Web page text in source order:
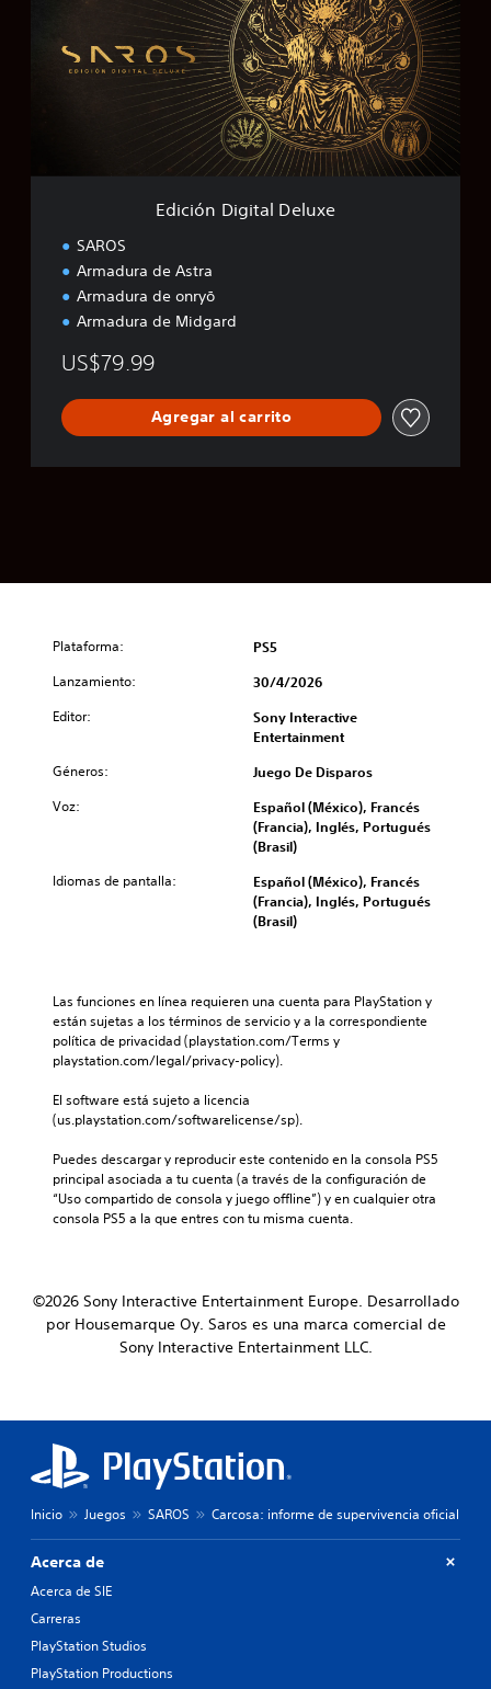
t
Edición Digital Deluxe
SAROS
Armadura de Astra
Armadura de onryō
Armadura de Midgard
US$79.99
Agregar al carrito
Plataforma: PS5
Lanzamiento: 30/4/2026
Editor:
Sony Interactive
Entertainment
Géneros: Juego De Disparos
Voz:
Español (México), Francés
(Francia), Inglés, Portugués
(Brasil)
Idiomas de pantalla:
Español (México), Francés
(Francia), Inglés, Portugués
(Brasil)
Las funciones en línea requieren una cuenta para PlayStation y
están sujetas a los términos de servicio y a la correspondiente
política de privacidad (playstation.com/Terms y
playstation.com/legal/privacy-policy).
El software está sujeto a licencia
(us.playstation.com/softwarelicense/sp).
Puedes descargar y reproducir este contenido en la consola PS5
principal asociada a tu cuenta (a través de la configuración de
“Uso compartido de consola y juego offline”) y en cualquier otra
consola PS5 a la que entres con tu misma cuenta.
©2026 Sony Interactive Entertainment Europe. Desarrollado
por Housemarque Oy. Saros es una marca comercial de
Sony Interactive Entertainment LLC.
Inicio Juegos SAROS Carcosa: informe de supervivencia oficial
Acerca de
Acerca de SIE
Carreras
PlayStation Studios
PlayStation Productions